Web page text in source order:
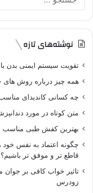
نوشته‌های تازه
تقویت سیستم ایمنی بدن
همه چیز درباره روش های
چه کسانی کاندیدای
متن کوتاه در مورد دندانپزشکی + [10 نمونه پیام
بهترین کفش طبی مناسب
چگونه اعتماد به نفس خود
قاطع تر و موفق تر باشیم؟
تاثیر خواب کافی بر
زودرس